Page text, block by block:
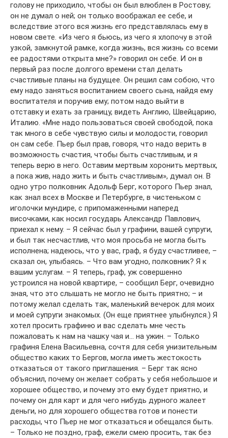
голову не приходило, чтобы он был влюблен в Ростову;
он не думал о ней; он только воображал ее себе, и
вследствие этого вся жизнь его представлялась ему в
новом свете. «Из чего я бьюсь, из чего я хлопочу в этой
узкой, замкнутой рамке, когда жизнь, вся жизнь со всеми
ее радостями открыта мне?» говорил он себе. И он в
первый раз после долгого времени стал делать
счастливые планы на будущее. Он решил сам собою, что
ему надо заняться воспитанием своего сына, найдя ему
воспитателя и поручив ему; потом надо выйти в
отставку и ехать за границу, видеть Англию, Швейцарию,
Италию. «Мне надо пользоваться своей свободой, пока
так много в себе чувствую силы и молодости, говорил
он сам себе. Пьер был прав, говоря, что надо верить в
возможность счастия, чтобы быть счастливым, и я
теперь верю в него. Оставим мертвым хоронить мертвых,
а пока жив, надо жить и быть счастливым», думал он. В
одно утро полковник Адольф Берг, которого Пьер знал,
как знал всех в Москве и Петербурге, в чистеньком с
иголочки мундире, с припомаженными наперед
височками, как носил государь Александр Павлович,
приехал к нему. – Я сейчас был у графини, вашей супруги,
и был так несчастлив, что моя просьба не могла быть
исполнена; надеюсь, что у вас, граф, я буду счастливее, –
сказал он, улыбаясь. – Что вам угодно, полковник? Я к
вашим услугам. – Я теперь, граф, уж совершенно
устроился на новой квартире, – сообщил Берг, очевидно
зная, что это слышать не могло не быть приятно; – и
потому желал сделать так, маленький вечерок для моих
и моей супруги знакомых. (Он еще приятнее улыбнулся.) Я
хотел просить графиню и вас сделать мне честь
пожаловать к нам на чашку чая и… на ужин. – Только
графиня Елена Васильевна, сочтя для себя унизительным
общество каких то Бергов, могла иметь жестокость
отказаться от такого приглашения. – Берг так ясно
объяснил, почему он желает собрать у себя небольшое и
хорошее общество, и почему это ему будет приятно, и
почему он для карт и для чего нибудь дурного жалеет
деньги, но для хорошего общества готов и понести
расходы, что Пьер не мог отказаться и обещался быть.
– Только не поздно, граф, ежели смею просить, так без